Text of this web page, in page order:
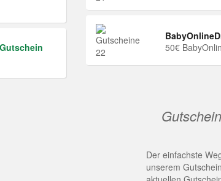
Gutschein
50€
Der einfachste
unserem